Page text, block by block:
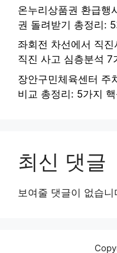
온누리상품권 환급행
권 돌려받기 총정리:
좌회전 차선에서 직
직진 사고 심층분석 7
장안구민체육센터 주
비교 총정리: 5가지
최신 댓글
보여줄 댓글이 없습니